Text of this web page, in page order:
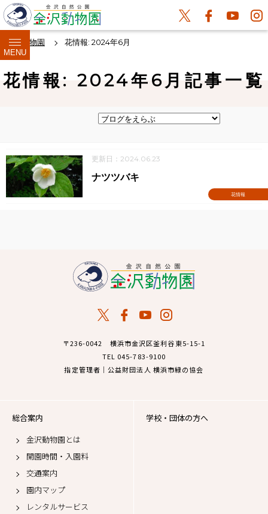
MENU
金沢動物園 花情報: 2024年6月
花情報: 2024年6月記事一覧
更新日：2024.06.23
花情報
ナツツバキ
〒236-0042 横浜市金沢区釜利谷東5-15-1
TEL 045-783-9100
指定管理者｜公益財団法人 横浜市緑の協会
総合案内
金沢動物園とは
開園時間・入園料
交通案内
園内マップ
レンタルサービス
学校・団体の方へ